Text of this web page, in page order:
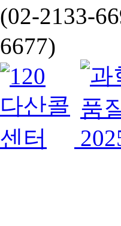
(02-2133-
6677)